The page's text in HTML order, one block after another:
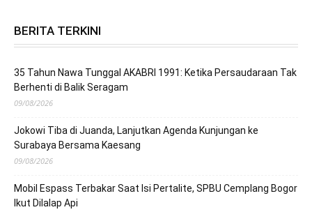
BERITA TERKINI
35 Tahun Nawa Tunggal AKABRI 1991: Ketika Persaudaraan Tak
Berhenti di Balik Seragam
09/08/2026
Jokowi Tiba di Juanda, Lanjutkan Agenda Kunjungan ke
Surabaya Bersama Kaesang
09/08/2026
Mobil Espass Terbakar Saat Isi Pertalite, SPBU Cemplang Bogor
Ikut Dilalap Api